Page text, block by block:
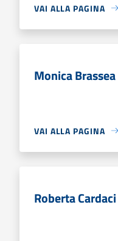
VAI ALLA PAGINA
Monica Brassea
VAI ALLA PAGINA
Roberta Cardaci